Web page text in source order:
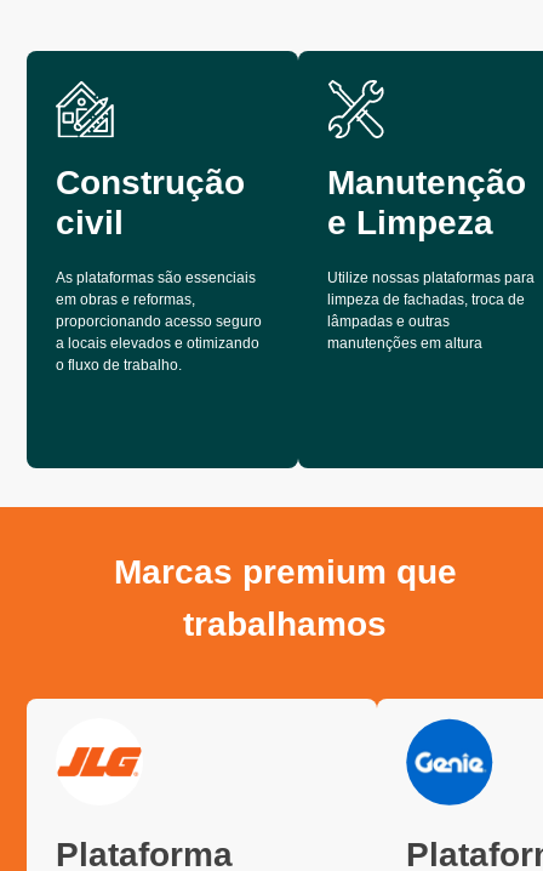
Construção
civil
As plataformas são essenciais
em obras e reformas,
proporcionando acesso seguro
a locais elevados e otimizando
o fluxo de trabalho.
Manutenção
e Limpeza
Utilize nossas plataformas para
limpeza de fachadas, troca de
lâmpadas e outras
manutenções em altura
Marcas premium que
trabalhamos
Plataforma